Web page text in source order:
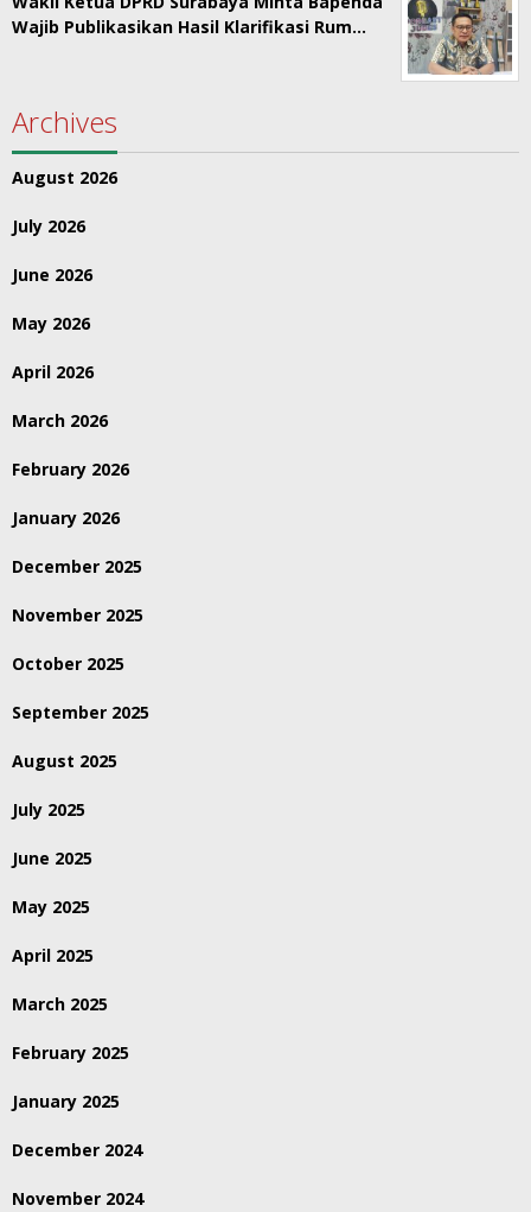
Wajib Publikasikan Hasil Klarifikasi Rum…
Archives
August 2026
July 2026
June 2026
May 2026
April 2026
March 2026
February 2026
January 2026
December 2025
November 2025
October 2025
September 2025
August 2025
July 2025
June 2025
May 2025
April 2025
March 2025
February 2025
January 2025
December 2024
November 2024